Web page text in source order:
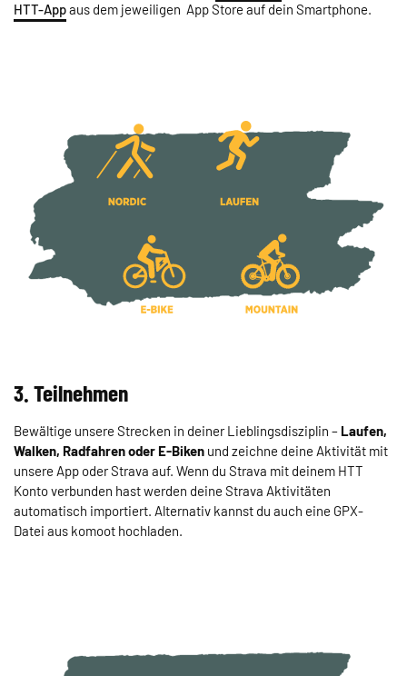
HTT-Appaus dem jeweiligen App Store auf dein Smartphone.
3. Teilnehmen
Bewältige unsere Strecken in deiner Lieblingsdisziplin – Laufen,
Walken, Radfahren oder E-Biken und zeichne deine Aktivität mit
unsere App oder Strava auf. Wenn du Strava mit deinem HTT
Konto verbunden hast werden deine Strava Aktivitäten
automatisch importiert. Alternativ kannst du auch eine GPX-
Datei aus komoot hochladen.